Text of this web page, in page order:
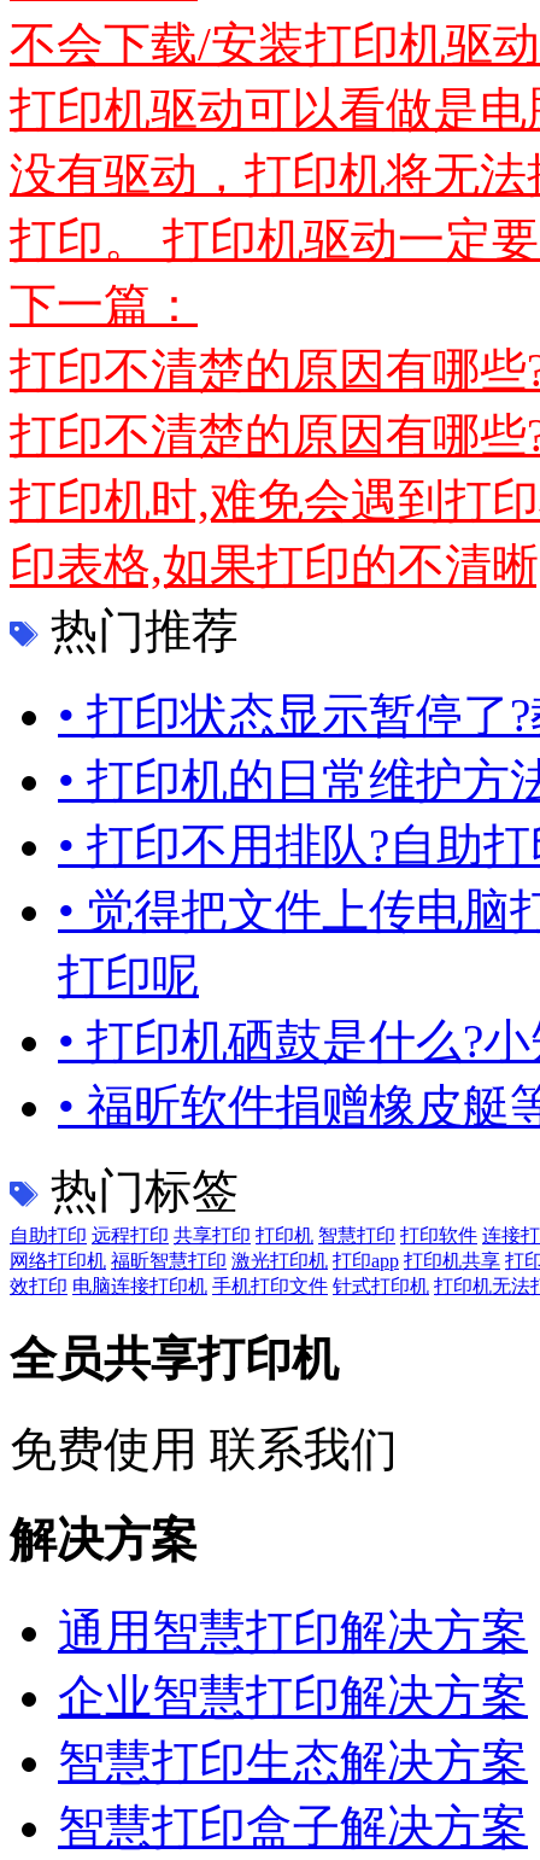
不会下载/安装打印机驱
打印机驱动可以看做是
没有驱动，打印机将无
打印。 打印机驱动一定
下一篇：
打印不清楚的原因有哪些
打印不清楚的原因有哪
打印机时,难免会遇到打
印表格,如果打印的不清
热门推荐
• 打印状态显示暂停了
• 打印机的日常维护方
• 打印不用排队?自助
• 觉得把文件上传电脑
打印呢
• 打印机硒鼓是什么?
• 福昕软件捐赠橡皮艇
热门标签
自助打印 远程打印 共享打印 打印机 智慧打印 打印软件 连接
网络打印机 福昕智慧打印 激光打印机 打印app 打印机共享 打
效打印 电脑连接打印机 手机打印文件 针式打印机 打印机无法
全员共享打印机
免费使用 联系我们
解决方案
通用智慧打印解决方案
企业智慧打印解决方案
智慧打印生态解决方案
智慧打印盒子解决方案